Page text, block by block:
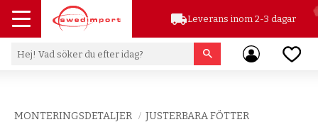
Meny
local_shippingLeverans inom 2-3 dagar
MONTERINGSDETALJER
JUSTERBARA FÖTTER